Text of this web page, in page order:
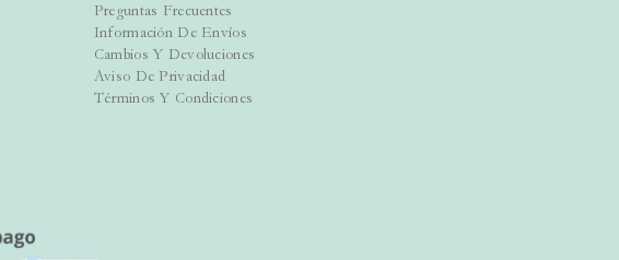
Preguntas Frecuentes
Información De Envíos
Cambios Y Devoluciones
Aviso De Privacidad
Términos Y Condiciones